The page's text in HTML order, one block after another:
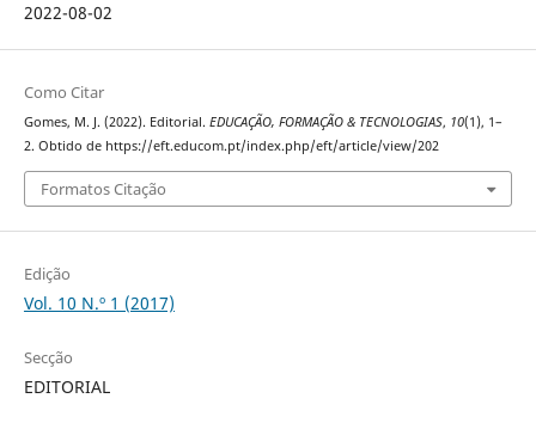
2022-08-02
Como Citar
Gomes, M. J. (2022). Editorial. EDUCAÇÃO, FORMAÇÃO & TECNOLOGIAS, 10(1), 1–
2. Obtido de https://eft.educom.pt/index.php/eft/article/view/202
Formatos Citação
Edição
Vol. 10 N.º 1 (2017)
Secção
EDITORIAL